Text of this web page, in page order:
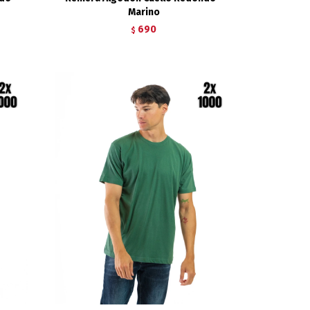
Marino
$ 690